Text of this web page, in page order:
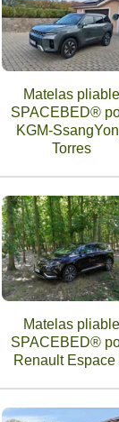
Matelas pliable
SPACEBED®
KGM-
Torres
Matelas pliable
SPACEBED®
Renault Espace